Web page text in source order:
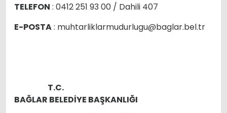
TELEFON : 0412 251 93 00 / Dahili 407
E-POSTA: muhtarliklarmudurlugu@baglar.bel.tr
T.C.
BAĞLAR BELEDİYE BAŞKANLIĞI